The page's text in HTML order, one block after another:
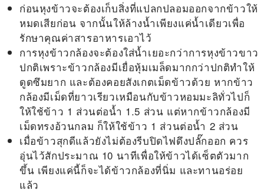
ก่อนหุงข้าวจะต้องเก็บสิ่งที่แปลกปลอมออกจากข้าวให้
หมดเสียก่อน จากนั้นให้ล้างน้ำเพียงแค่น้ำเดียวเพื่อ
รักษาคุณค่าสารอาหารเอาไว้
การหุงข้าวกล้องจะต้องใส่น้ำเยอะกว่าการหุงข้าวขาว
ปกติเพราะข้าวกล้องมีเยื่อหุ้มเมล็ดมากกว่าปกติทำให้
ดูดซึมยาก และต้องคอยสังเกตเม็ดข้าวด้วย หากข้าว
กล้องมีเม็ดที่ยาวเรียวเหมือนกับข้าวหอมมะลิทั่วไปก็
ให้ใช้ข้าว 1 ส่วนต่อน้ำ 1.5 ส่วน แต่หากข้าวกล้องมี
เม็ดทรงอ้วนกลม ก็ให้ใช้ข้าว 1 ส่วนต่อน้ำ 2 ส่วน
เมื่อข้าวสุกดีแล้วยังไม่ต้องรีบปิดไฟดึงปลั๊กออก ควร
อุ่นไว้สักประมาณ 10 นาทีเพื่อให้ข้าวได้เซ็ตตัวมาก
ขึ้น เพียงแค่นี้ก็จะได้ข้าวกล้องที่นิ่ม และทานอร่อย
แล้ว